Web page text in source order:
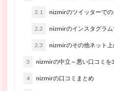
2.1 nizmirのツイッターで
2.2 nizmirのインスタグラ
2.3 nizmirのその他ネット
3 nizmirの中立～悪い口コミを
4 nizmirの口コミまとめ